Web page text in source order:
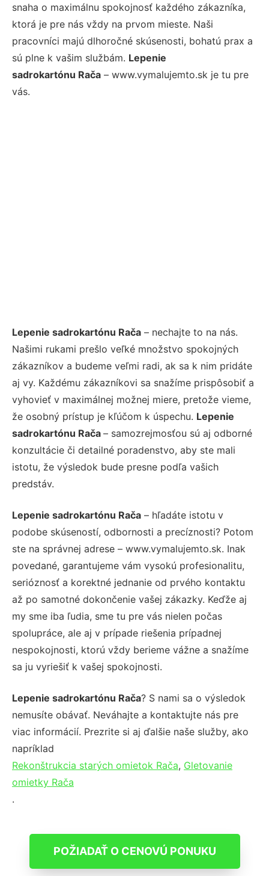
snaha o maximálnu spokojnosť každého zákazníka,
ktorá je pre nás vždy na prvom mieste. Naši
pracovníci majú dlhoročné skúsenosti, bohatú prax a
sú plne k vašim službám. Lepenie
sadrokartónu Rača – www.vymalujemto.sk je tu pre
vás.
Lepenie sadrokartónu Rača – nechajte to na nás.
Našimi rukami prešlo veľké množstvo spokojných
zákazníkov a budeme veľmi radi, ak sa k nim pridáte
aj vy. Každému zákazníkovi sa snažíme prispôsobiť a
vyhovieť v maximálnej možnej miere, pretože vieme,
že osobný prístup je kľúčom k úspechu. Lepenie
sadrokartónu Rača – samozrejmosťou sú aj odborné
konzultácie či detailné poradenstvo, aby ste mali
istotu, že výsledok bude presne podľa vašich
predstáv.
Lepenie sadrokartónu Rača – hľadáte istotu v
podobe skúseností, odbornosti a precíznosti? Potom
ste na správnej adrese – www.vymalujemto.sk. Inak
povedané, garantujeme vám vysokú profesionalitu,
serióznosť a korektné jednanie od prvého kontaktu
až po samotné dokončenie vašej zákazky. Keďže aj
my sme iba ľudia, sme tu pre vás nielen počas
spolupráce, ale aj v prípade riešenia prípadnej
nespokojnosti, ktorú vždy berieme vážne a snažíme
sa ju vyriešiť k vašej spokojnosti.
Lepenie sadrokartónu Rača? S nami sa o výsledok
nemusíte obávať. Neváhajte a kontaktujte nás pre
viac informácií. Prezrite si aj ďalšie naše služby, ako
napríklad
Rekonštrukcia starých omietok Rača, Gletovanie
omietky Rača
.
POŽIADAŤ O CENOVÚ PONUKU